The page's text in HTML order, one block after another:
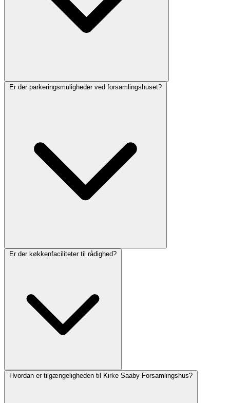
Er der parkeringsmuligheder ved forsamlingshuset?
Er der køkkenfaciliteter til rådighed?
Hvordan er tilgængeligheden til Kirke Saaby Forsamlingshus?